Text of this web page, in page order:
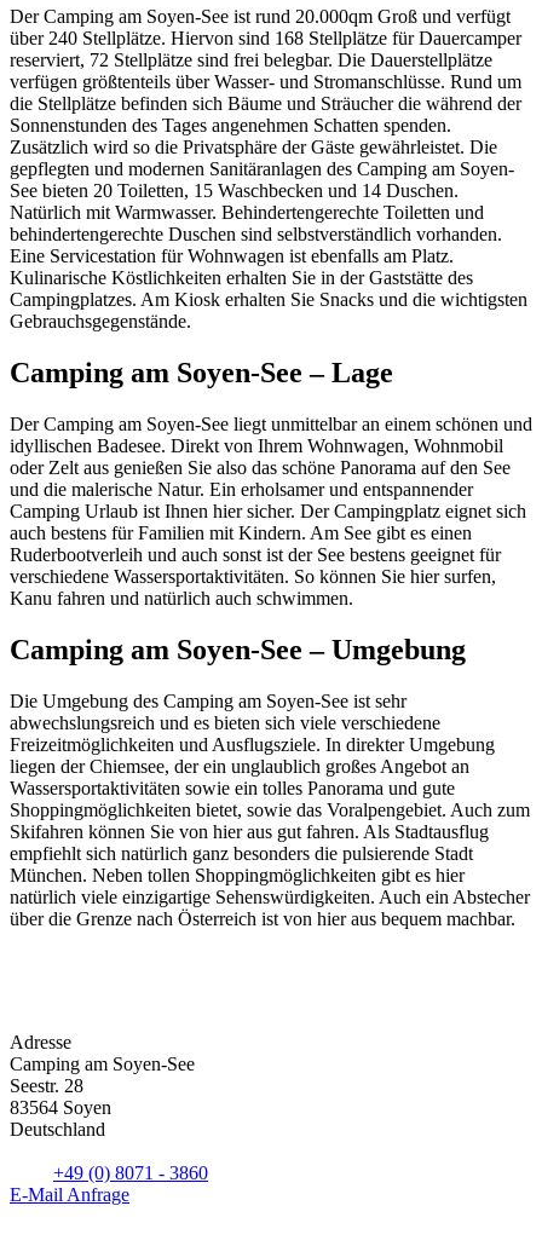
Der Camping am Soyen-See ist rund 20.000qm Groß und verfügt
über 240 Stellplätze. Hiervon sind 168 Stellplätze für Dauercamper
reserviert, 72 Stellplätze sind frei belegbar. Die Dauerstellplätze
verfügen größtenteils über Wasser- und Stromanschlüsse. Rund um
die Stellplätze befinden sich Bäume und Sträucher die während der
Sonnenstunden des Tages angenehmen Schatten spenden.
Zusätzlich wird so die Privatsphäre der Gäste gewährleistet. Die
gepflegten und modernen Sanitäranlagen des Camping am Soyen-
See bieten 20 Toiletten, 15 Waschbecken und 14 Duschen.
Natürlich mit Warmwasser. Behindertengerechte Toiletten und
behindertengerechte Duschen sind selbstverständlich vorhanden.
Eine Servicestation für Wohnwagen ist ebenfalls am Platz.
Kulinarische Köstlichkeiten erhalten Sie in der Gaststätte des
Campingplatzes. Am Kiosk erhalten Sie Snacks und die wichtigsten
Gebrauchsgegenstände.
Camping am Soyen-See – Lage
Der Camping am Soyen-See liegt unmittelbar an einem schönen und
idyllischen Badesee. Direkt von Ihrem Wohnwagen, Wohnmobil
oder Zelt aus genießen Sie also das schöne Panorama auf den See
und die malerische Natur. Ein erholsamer und entspannender
Camping Urlaub ist Ihnen hier sicher. Der Campingplatz eignet sich
auch bestens für Familien mit Kindern. Am See gibt es einen
Ruderbootverleih und auch sonst ist der See bestens geeignet für
verschiedene Wassersportaktivitäten. So können Sie hier surfen,
Kanu fahren und natürlich auch schwimmen.
Camping am Soyen-See – Umgebung
Die Umgebung des Camping am Soyen-See ist sehr
abwechslungsreich und es bieten sich viele verschiedene
Freizeitmöglichkeiten und Ausflugsziele. In direkter Umgebung
liegen der Chiemsee, der ein unglaublich großes Angebot an
Wassersportaktivitäten sowie ein tolles Panorama und gute
Shoppingmöglichkeiten bietet, sowie das Voralpengebiet. Auch zum
Skifahren können Sie von hier aus gut fahren. Als Stadtausflug
empfiehlt sich natürlich ganz besonders die pulsierende Stadt
München. Neben tollen Shoppingmöglichkeiten gibt es hier
natürlich viele einzigartige Sehenswürdigkeiten. Auch ein Abstecher
über die Grenze nach Österreich ist von hier aus bequem machbar.
Adresse
Camping am Soyen-See
Seestr. 28
83564 Soyen
Deutschland
+49 (0) 8071 - 3860
E-Mail Anfrage